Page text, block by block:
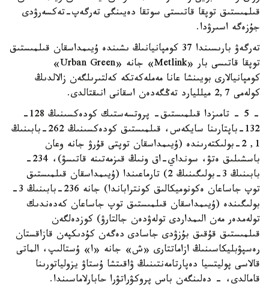
قىلمىستىق توپقا قاتىستى سوتقا دەيىنگى تەرگەپ-تەكسەرۋدى
جۇزەگە اسىرۋدا.
تەرگەۋ بارىسىندا 37 كومپانيانىڭ ىشىندە ۇيىمداسقان قىلمىستىق
توپقا قاتىسى بار «Metlink» جانە «Urban Green»
كومپانيالارى بويىنشا عانا مەملەكەتكە كەلتىرىلگەن زالالدىڭ
كولەمى 2,7 ميلليارد تەڭگەدەن اسقانى انىقتالدى.
- 5 - تامىزدا قىلمىستىق- پروتسەستىك كودەكسىنىڭ 128-
132-باپتارىنا سايكەس، قىلمىستىق كودەكسىنىڭ 262-بابىنىڭ
1, 2-بولىكتەرىندە (ۇيىمداسقان توپتى قۇرۋ جانە وعان
باسشىلىق ەتۋ، سونداي-اق ونىڭ قىزمەتىنە قاتىسۋ)، 234-
بابىنىڭ 3-بولىگىنىڭ 2) تارماعىندا (ۇيىمداسقان قىلمىستىق
توپ جاساعان ەكونوميكالىق كونتراباندا) جانە 236-بابىنىڭ 3-
بولىگىندە (ۇيىمداسقان قىلمىستىق توپ جاساعان كەدەندىك
تولەمدەر مەن الىمداردى تولەۋدەن جالتارۋ) كوزدەلگەن
قىلمىستىق قۇقىق بۇزۋدى جاسادى دەگەن كۇدىكپەن قازاقستان
رەسپۋبليكاسىنىڭ ازاماتتارى «ش» جانە «ا» ۇستالىپ، الماتى
قالاسى پوليتسيا دەپارتامەنتىنىڭ ۋاقىتشا ۇستاۋ يزولياتورىنا
قامالدى، - دەلىنگەن باس پروكۋراتۋرا حابارلاماسىندا.